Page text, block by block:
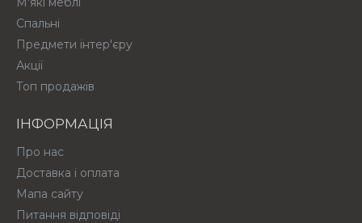
Спальні
Предмети інтер'єру
Акції
Топ продажів
ІНФОРМАЦІЯ
Про нас
Доставка і оплата
Мапа сайту
Питання відповіді